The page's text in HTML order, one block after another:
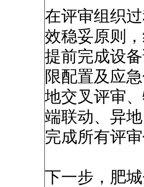
在评审组织
效稳妥原则
提前完成设
限配置及应
地交叉评审
端联动、异
完成所有评审
下一步，肥